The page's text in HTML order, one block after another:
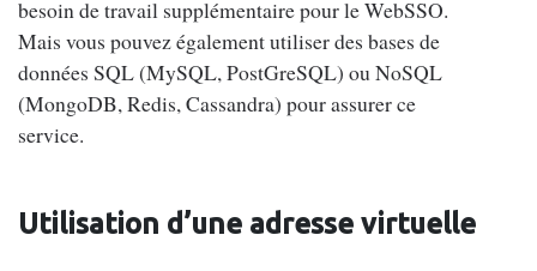
besoin de travail supplémentaire pour le WebSSO.
Mais vous pouvez également utiliser des bases de
données SQL (MySQL, PostGreSQL) ou NoSQL
(MongoDB, Redis, Cassandra) pour assurer ce
service.
Utilisation d’une adresse virtuelle